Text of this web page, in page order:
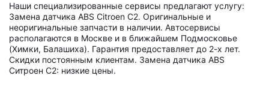
Наши специализированные сервисы предлагают услугу:
Замена датчика ABS Citroen C2. Оригинальные и
неоригинальные запчасти в наличии. Автосервисы
располагаются в Москве и в ближайшем Подмосковье
(Химки, Балашиха). Гарантия предоставляет до 2-х лет.
Скидки постоянным клиентам. Замена датчика ABS
Ситроен С2: низкие цены.